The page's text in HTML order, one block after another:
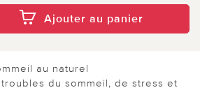
Ajouter au panier
au naturel
du sommeil, de stress et